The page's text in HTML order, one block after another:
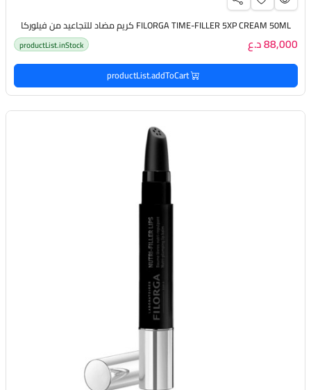
FILORGA TIME-FILLER 5XP CREAM 50ML كريم مضاد للتجاعيد من فيلوركا
88,000 د.ع productList.inStock
productList.addToCart